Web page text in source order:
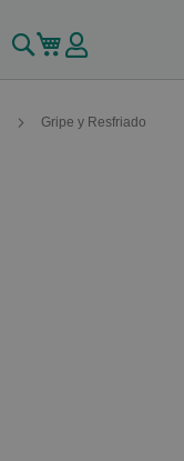
Buscar
Mi carrito
Gripe y Resfriado